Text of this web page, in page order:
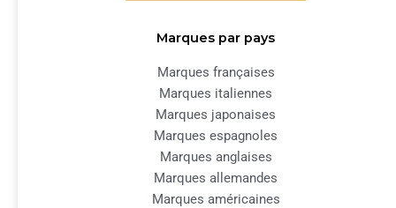
Marques par pays
Marques françaises
Marques italiennes
Marques japonaises
Marques espagnoles
Marques anglaises
Marques allemandes
Marques américaines